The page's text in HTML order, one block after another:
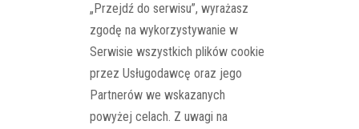
„Przejdź do serwisu”, wyrażasz
zgodę na wykorzystywanie w
Serwisie wszystkich plików cookie
przez Usługodawcę oraz jego
Partnerów we wskazanych
powyżej celach. Z uwagi na